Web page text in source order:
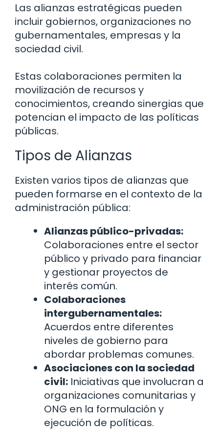
Las alianzas estratégicas pueden
incluir gobiernos, organizaciones no
gubernamentales, empresas y la
sociedad civil.
Estas colaboraciones permiten la
movilización de recursos y
conocimientos, creando sinergias que
potencian el impacto de las políticas
públicas.
Tipos de Alianzas
Existen varios tipos de alianzas que
pueden formarse en el contexto de la
administración pública:
Alianzas público-privadas:
Colaboraciones entre el sector
público y privado para financiar
y gestionar proyectos de
interés común.
Colaboraciones
intergubernamentales:
Acuerdos entre diferentes
niveles de gobierno para
abordar problemas comunes.
Asociaciones con la sociedad
civil: Iniciativas que involucran a
organizaciones comunitarias y
ONG en la formulación y
ejecución de políticas.